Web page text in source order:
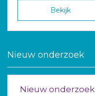
Bekijk
Nieuw onderzoek
Nieuw onderzoek